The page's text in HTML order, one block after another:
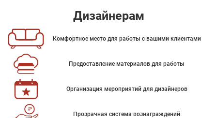
Дизайнерам
Комфортное место для работы с вашими клиентами
Предоставление материалов для работы
Организация мероприятий для дизайнеров
Прозрачная система вознаграждений